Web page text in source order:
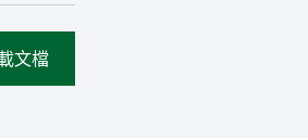
文檔